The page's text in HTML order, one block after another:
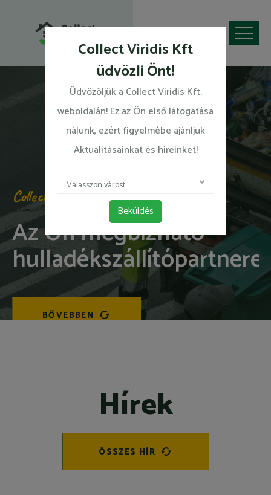
Collect Viridis Kft
üdvözli Önt!
Üdvözöljük a Collect Viridis Kft.
weboldalán! Ez az Ön első látogatása
nálunk, ezért figyelmébe ajánljuk
Aktualításainkat és híreinket!
Válasszon várost
Beküldés
Collect Viridis
Az Ön megbízható
hulladékszállítópartnere
BŐVEBBEN
Hírek
ÖSSZES HÍR